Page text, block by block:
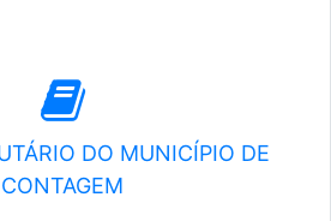
DO MUNICÍPIO DE
CONTAGEM